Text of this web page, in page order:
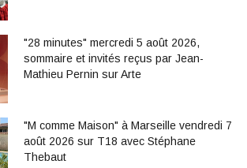
"28 minutes" mercredi 5 août 2026,
sommaire et invités reçus par Jean-
Mathieu Pernin sur Arte
"M comme Maison" à Marseille vendredi 7
août 2026 sur T18 avec Stéphane
Thebaut